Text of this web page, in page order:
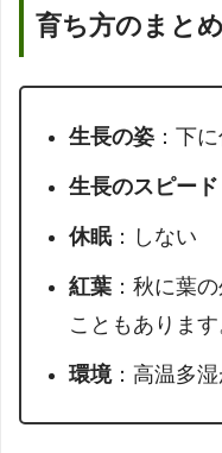
育ち方のまとめ
生長の姿：下に
生長のスピード
休眠：しない
紅葉：秋に葉
こともあります
環境：高温多湿